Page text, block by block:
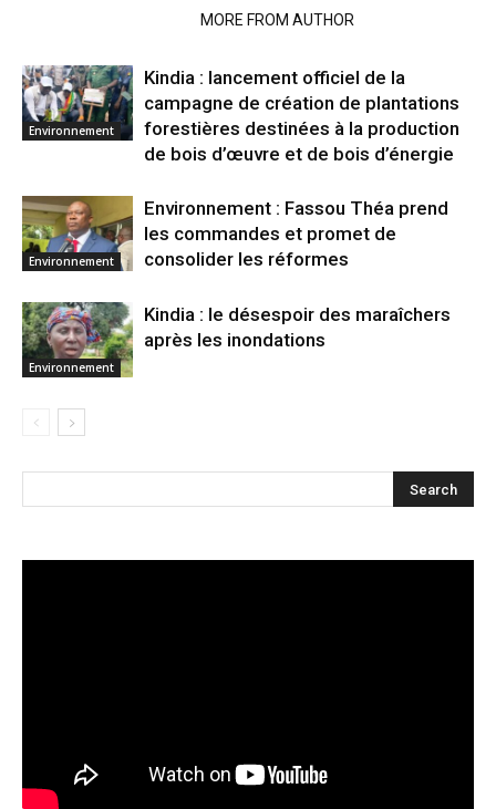
MORE FROM AUTHOR
Environnement
Kindia : lancement officiel de la
campagne de création de plantations
forestières destinées à la production
de bois d’œuvre et de bois d’énergie
Environnement
Environnement : Fassou Théa prend
les commandes et promet de
consolider les réformes
Environnement
Kindia : le désespoir des maraîchers
après les inondations